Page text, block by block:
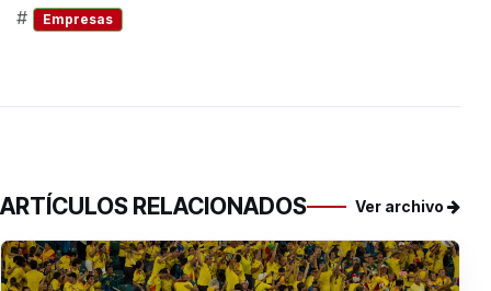
# Empresas
ARTÍCULOS RELACIONADOS Ver archivo